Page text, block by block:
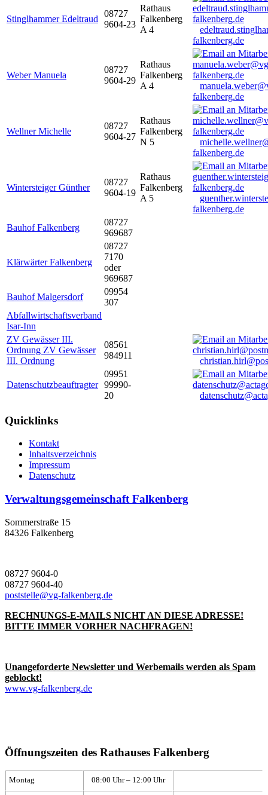
Stinglhammer Edeltraud
08727
9604-23
Rathaus
Falkenberg
A 4
falkenberg.de
Weber Manuela
08727
9604-29
Rathaus
Falkenberg
A 4
falkenberg.de
Wellner Michelle
08727
9604-27
Rathaus
Falkenberg
N 5
falkenberg.de
Wintersteiger Günther
08727
9604-19
Rathaus
Falkenberg
A 5
falkenberg.de
Bauhof Falkenberg
08727
969687
Klärwärter Falkenberg
08727
7170
oder
969687
Bauhof Malgersdorf
09954
307
Abfallwirtschaftsverband
Isar-Inn
ZV Gewässer III.
Ordnung ZV Gewässer
III. Ordnung
08561
984911
Datenschutzbeauftragter
09951
99990-
20
Quicklinks
Kontakt
Inhaltsverzeichnis
Impressum
Datenschutz
Verwaltungsgemeinschaft Falkenberg
Sommerstraße 15
84326 Falkenberg
08727 9604-0
08727 9604-40
poststelle@vg-falkenberg.de
RECHNUNGS-E-MAILS NICHT AN DIESE ADRESSE!
BITTE IMMER VORHER NACHFRAGEN!
Unangeforderte Newsletter und Werbemails werden als Spam
geblockt!
www.vg-falkenberg.de
Öffnungszeiten des Rathauses Falkenberg
Montag 08:00 Uhr – 12:00 Uhr